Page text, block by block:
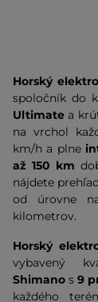
Horský
spoločník do
Ultimate a
na vrchol
km/h a plne
až 150 km
nájdete
od úrovne
kilometrov.
Horský
vybavený
Shimano s 9
každého